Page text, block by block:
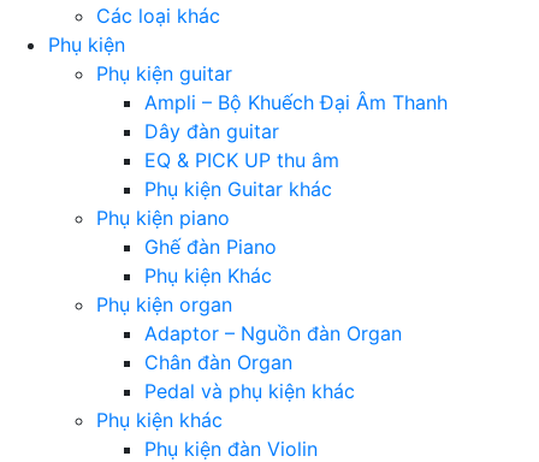
Các loại khác
Phụ kiện
Phụ kiện guitar
Ampli – Bộ Khuếch Đại Âm Thanh
Dây đàn guitar
EQ & PICK UP thu âm
Phụ kiện Guitar khác
Phụ kiện piano
Ghế đàn Piano
Phụ kiện Khác
Phụ kiện organ
Adaptor – Nguồn đàn Organ
Chân đàn Organ
Pedal và phụ kiện khác
Phụ kiện khác
Phụ kiện đàn Violin